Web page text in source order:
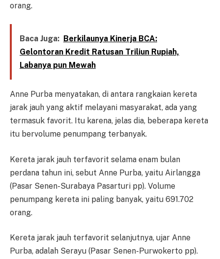
orang.
Baca Juga: Berkilaunya Kinerja BCA:
Gelontoran Kredit Ratusan Triliun Rupiah,
Labanya pun Mewah
Anne Purba menyatakan, di antara rangkaian kereta
jarak jauh yang aktif melayani masyarakat, ada yang
termasuk favorit. Itu karena, jelas dia, beberapa kereta
itu bervolume penumpang terbanyak.
Kereta jarak jauh terfavorit selama enam bulan
perdana tahun ini, sebut Anne Purba, yaitu Airlangga
(Pasar Senen-Surabaya Pasarturi pp). Volume
penumpang kereta ini paling banyak, yaitu 691.702
orang.
Kereta jarak jauh terfavorit selanjutnya, ujar Anne
Purba, adalah Serayu (Pasar Senen-Purwokerto pp).